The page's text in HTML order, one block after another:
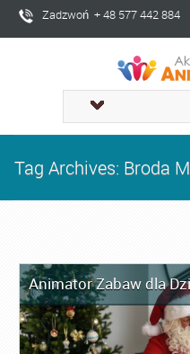
Zadzwoń + 48 577 442 884
Tag Archives: Broda
Animator Zabaw dla